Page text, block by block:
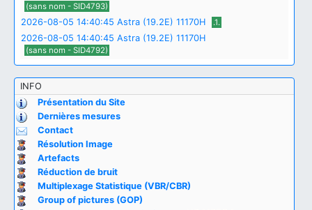
(sans nom - SID4793)
2026-08-05 14:40:45 Astra (19.2E) 11170H .1.
2026-08-05 14:40:45 Astra (19.2E) 11170H
(sans nom - SID4792)
INFO
Présentation du Site
Dernières mesures
Contact
Résolution Image
Artefacts
Réduction de bruit
Multiplexage Statistique (VBR/CBR)
Group of pictures (GOP)